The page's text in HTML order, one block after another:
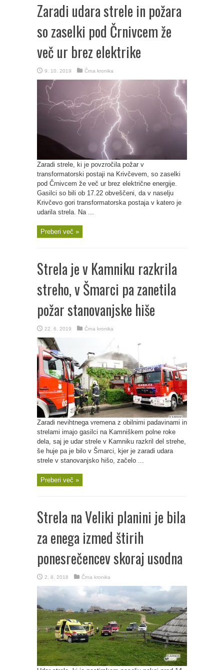
Zaradi udara strele in požara
so zaselki pod Črnivcem že
več ur brez elektrike
9. 10. 2019 Črna kronika
Zaradi strele, ki je povzročila požar v
transformatorski postaji na Krivčevem, so zaselki
pod Črnivcem že več ur brez električne energije.
Gasilci so bili ob 17.22 obveščeni, da v naselju
Krivčevo gori transformatorska postaja v katero je
udarila strela. Na ...
Preberi več »
Strela je v Kamniku razkrila
streho, v Šmarci pa zanetila
požar stanovanjske hiše
22. 6. 2019 Črna kronika
Zaradi nevihtnega vremena z obilnimi padavinami in
strelami imajo gasilci na Kamniškem polne roke
dela, saj je udar strele v Kamniku razkril del strehe,
še huje pa je bilo v Šmarci, kjer je zaradi udara
strele v stanovanjsko hišo, začelo ...
Preberi več »
Strela na Veliki planini je bila
za enega izmed štirih
ponesrečencev skoraj usodna
2. 8. 2018 Črna kronika